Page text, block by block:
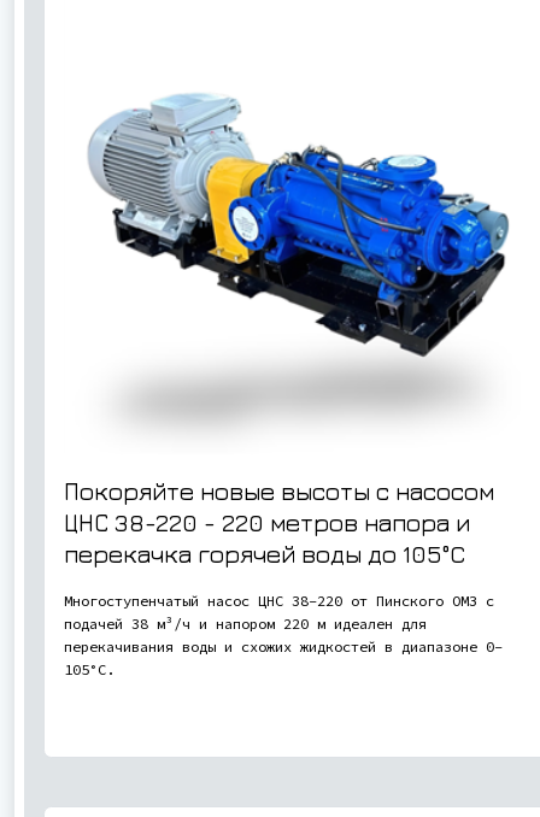
Покоряйте новые высоты с насосом
ЦНС 38-220 - 220 метров напора и
перекачка горячей воды до 105°C
Многоступенчатый насос ЦНС 38-220 от Пинского ОМЗ с
подачей 38 м³/ч и напором 220 м идеален для
перекачивания воды и схожих жидкостей в диапазоне 0-
105°C.